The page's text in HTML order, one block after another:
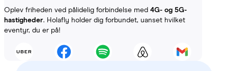
Oplev friheden ved pålidelig forbindelse med 4G- og 5G-
hastigheder. Holafly holder dig forbundet, uanset hvilket
eventyr, du er på!